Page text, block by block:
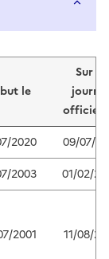
le
Sur le
journal
officiel
2020
09/07/
2003 01/02/
2001 11/08/